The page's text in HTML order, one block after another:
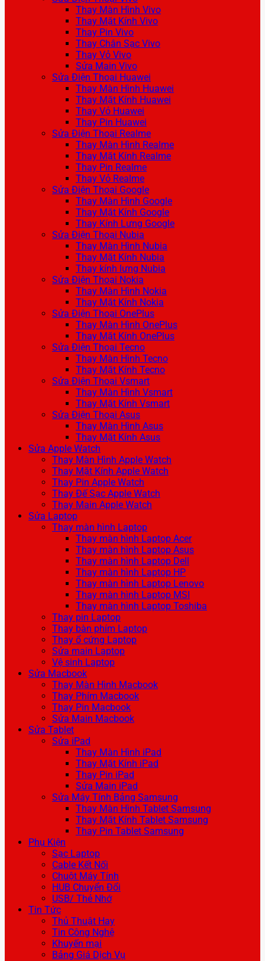
Thay Màn Hình Vivo
Thay Mặt Kính Vivo
Thay Pin Vivo
Thay Chân Sạc Vivo
Thay Vỏ Vivo
Sửa Main Vivo
Sửa Điện Thoại Huawei
Thay Màn Hình Huawei
Thay Mặt Kính Huawei
Thay Vỏ Huawei
Thay Pin Huawei
Sửa Điện Thoại Realme
Thay Màn Hình Realme
Thay Mặt Kính Realme
Thay Pin Realme
Thay Vỏ Realme
Sửa Điện Thoại Google
Thay Màn Hình Google
Thay Mặt Kính Google
Thay Kính Lưng Google
Sửa Điện Thoại Nubia
Thay Màn Hình Nubia
Thay Mặt Kính Nubia
Thay kính lưng Nubia
Sửa Điện Thoại Nokia
Thay Màn Hình Nokia
Thay Mặt Kính Nokia
Sửa Điện Thoại OnePlus
Thay Màn Hình OnePlus
Thay Mặt Kính OnePlus
Sửa Điện Thoại Tecno
Thay Màn Hình Tecno
Thay Mặt Kính Tecno
Sửa Điện Thoại Vsmart
Thay Màn Hình Vsmart
Thay Mặt Kính Vsmart
Sửa Điện Thoại Asus
Thay Màn Hình Asus
Thay Mặt Kính Asus
Sửa Apple Watch
Thay Màn Hình Apple Watch
Thay Mặt Kính Apple Watch
Thay Pin Apple Watch
Thay Đế Sạc Apple Watch
Thay Main Apple Watch
Sửa Laptop
Thay màn hình Laptop
Thay màn hình Laptop Acer
Thay màn hình Laptop Asus
Thay màn hình Laptop Dell
Thay màn hình Laptop HP
Thay màn hình Laptop Lenovo
Thay màn hình Laptop MSI
Thay màn hình Laptop Toshiba
Thay pin Laptop
Thay bàn phím Laptop
Thay ổ cứng Laptop
Sửa main Laptop
Vệ sinh Laptop
Sửa Macbook
Thay Màn Hình Macbook
Thay Phím Macbook
Thay Pin Macbook
Sửa Main Macbook
Sửa Tablet
Sửa iPad
Thay Màn Hình iPad
Thay Mặt Kính iPad
Thay Pin iPad
Sửa Main iPad
Sửa Máy Tính Bảng Samsung
Thay Màn Hình Tablet Samsung
Thay Mặt Kính Tablet Samsung
Thay Pin Tablet Samsung
Phụ Kiện
Sạc Laptop
Cable Kết Nối
Chuột Máy Tính
HUB Chuyển Đổi
USB/ Thẻ Nhớ
Tin Tức
Thủ Thuật Hay
Tin Công Nghệ
Khuyến mại
Bảng Giá Dịch Vụ